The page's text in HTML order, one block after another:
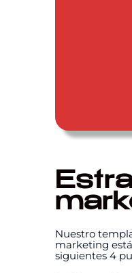
Nuestro
marketing
siguientes 4